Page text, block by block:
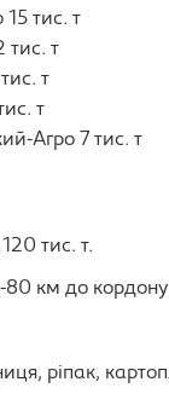
тис. т
тис. т
т
т
Агро 7 тис. т
тис. т.
80 км до кордону
ріпак,